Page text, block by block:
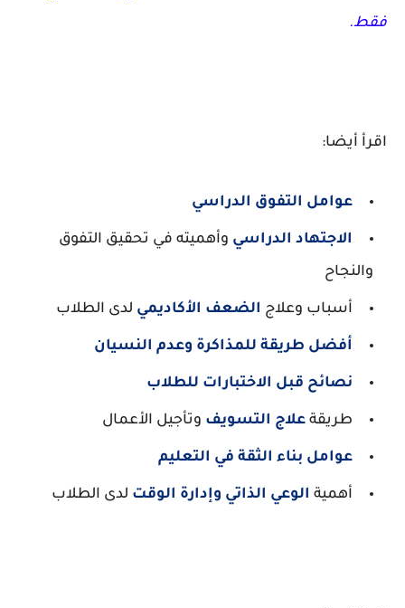
فقط.
اقرأ أيضا:
عوامل التفوق الدراسي
الاجتهاد الدراسي وأهميته في تحقيق التفوق
والنجاح
أسباب وعلاج الضعف الأكاديمي لدى الطلاب
أفضل طريقة للمذاكرة وعدم النسيان
نصائح قبل الاختبارات للطلاب
طريقة علاج التسويف وتأجيل الأعمال
عوامل بناء الثقة في التعليم
أهمية الوعي الذاتي وإدارة الوقت لدى الطلاب